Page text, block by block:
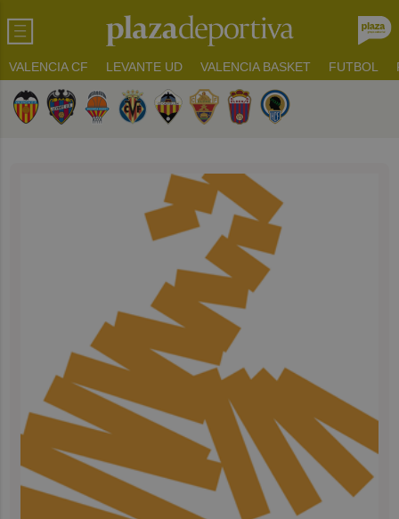
VALENCIA CF LEVANTE UD VALENCIA BASKET FUTBOL